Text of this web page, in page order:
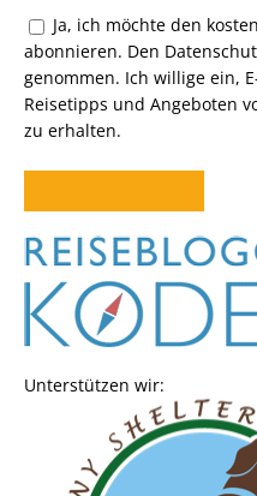
Ja, ich möchte den
abonnieren. Den
genommen. Ich willige ein,
Reisetipps und Angeboten
zu erhalten.
Unterstützen wir: